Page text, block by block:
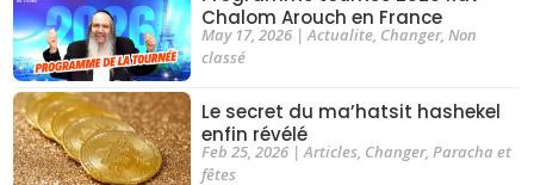
Chalom Arouch en France
May 17, 2026|Actualite, Changer, Non
classé
Le secret du ma’hatsit hashekel
enfin révélé
Feb 25, 2026|Articles, Changer, Paracha et
fêtes